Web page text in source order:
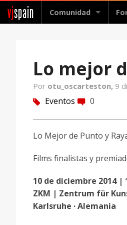
vjspain Comunidad
Lo mejor
Por otu_oscarteston, 9
tag Eventos comment 0
Lo Mejor de Punto y
Films finalistas y
10 de diciembre 2014 |
ZKM | Zentrum für
Karlsruhe · Alemania